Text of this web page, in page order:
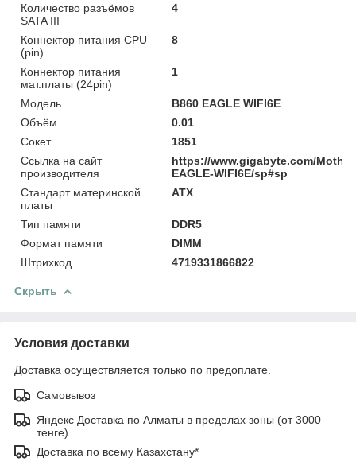
Количество разъёмов
SATA III
4
Коннектор питания CPU
(pin)
8
Коннектор питания
мат.платы (24pin)
1
Модель
B860 EAGLE WIFI6E
Объём
0.01
Сокет
1851
Ссылка на сайт
производителя
https://www.gigabyte.com/
EAGLE-WIFI6E/sp#sp
Стандарт материнской
платы
ATX
Тип памяти
DDR5
Формат памяти
DIMM
Штрихкод
4719331866822
Скрыть
Условия доставки
Доставка осуществляется только по предоплате.
Самовывоз
Яндекс Доставка по Алматы в пределах зоны (от 3000
тенге)
Доставка по всему Казахстану*